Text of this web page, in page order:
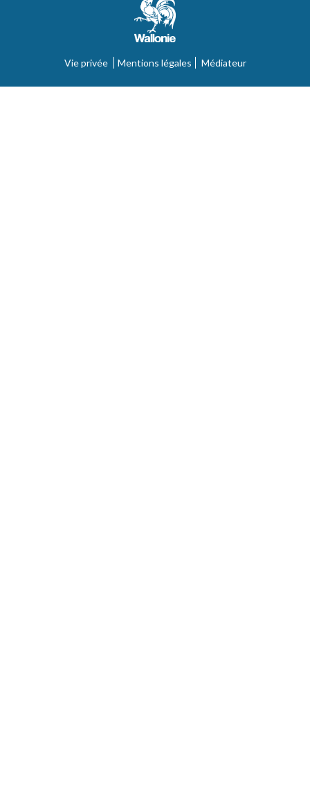
Vie privée Mentions légales Médiateur